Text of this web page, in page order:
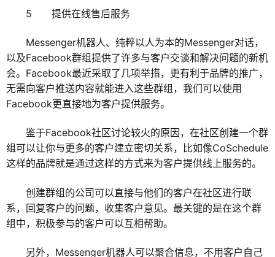
5 提供在线售后服务
Messenger机器人、纯粹以人为本的Messenger对话，
以及Facebook群组提供了许多与客户交谈和解决问题的新机
会。Facebook最近采取了几项举措，更有利于品牌的推广，
无需向客户推送内容就能进入这些群组，我们可以使用
Facebook更直接地为客户提供服务。
鉴于Facebook社区讨论较火的原因，在社区创建一个群
组可以让你与更多的客户建立密切关系，比如像CoSchedule
这样的品牌就是通过这样的方式来为客户提供线上服务的。
创建群组的公司可以直接与他们的客户在社区进行联
系，回复客户的问题，收集客户意见。最关键的是在这个群
组中，积极参与的客户可以互相帮助。
另外，Messenger机器人可以聚合信息，不用客户自己